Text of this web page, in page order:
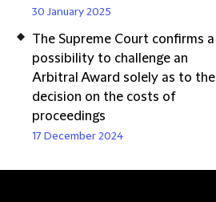
30 January 2025
The Supreme Court confirms a
possibility to challenge an
Arbitral Award solely as to the
decision on the costs of
proceedings
17 December 2024